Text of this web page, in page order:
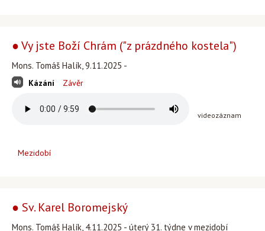
● Vy jste Boží Chrám ("z prázdného kostela")
Mons. Tomáš Halík, 9.11.2025 -
Kázání Závěr
videozáznam
Mezidobí
● Sv. Karel Boromejský
Mons. Tomáš Halík, 4.11.2025 - úterý 31. týdne v mezidobí